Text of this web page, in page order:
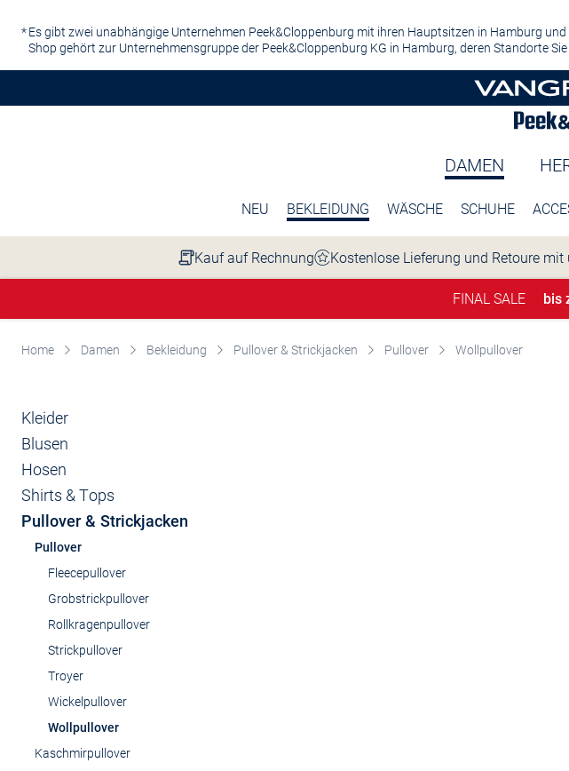
Es gibt zwei unabhängige Unternehmen Peek&Cloppenburg mit ihren Hauptsitzen in Hamburg und
Shop gehört zur Unternehmensgruppe der Peek&Cloppenburg KG in Hamburg, deren Standorte Sie
DAMEN
NEU BEKLEIDUNG WÄSCHE SCHUHE
Kauf auf Rechnung Kostenlose Lieferung und Retoure mit
FINAL SALE bis
Home Damen Bekleidung Pullover & Strickjacken Pullover Wollpullover
Kleider
Blusen
Hosen
Shirts & Tops
Pullover & Strickjacken
Pullover
Fleecepullover
Grobstrickpullover
Rollkragenpullover
Strickpullover
Troyer
Wickelpullover
Wollpullover
Kaschmirpullover